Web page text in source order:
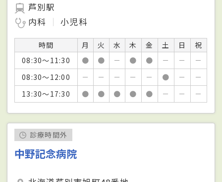
芦別駅
内科
小児科
時間 月 火 水 木 金 土 日
祝
08:30～11:30
● ● － ● ● － －
－
08:30～12:00
－ － － － － ● －
－
13:30～17:30
● ● ● ● ● － － －
診療時間外
中野記念病院